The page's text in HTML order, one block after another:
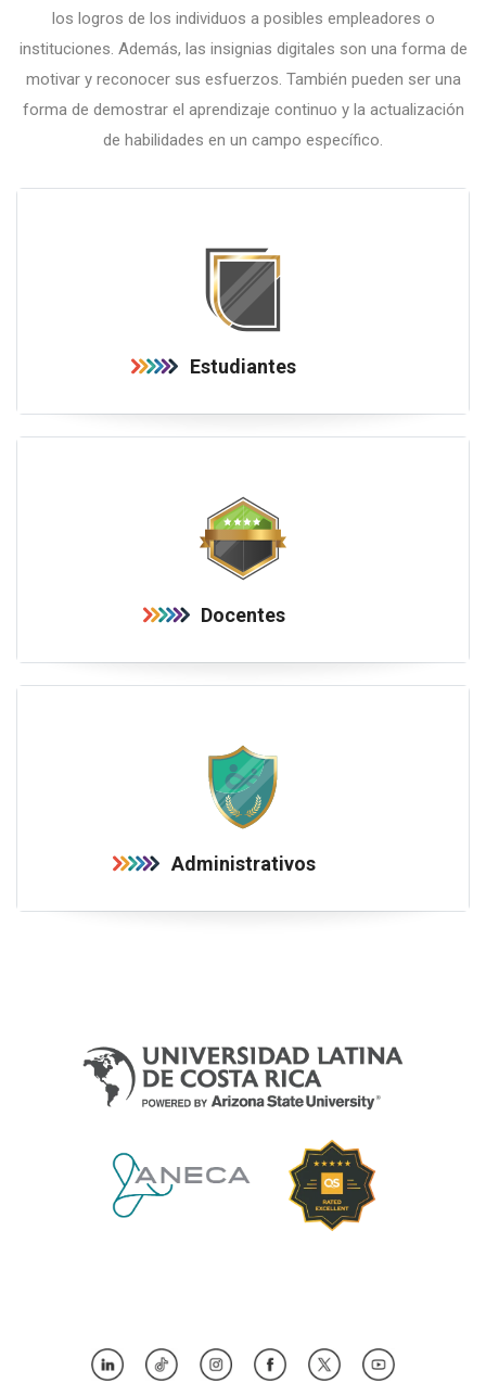
los logros de los individuos a posibles empleadores o
instituciones. Además, las insignias digitales son una forma de
motivar y reconocer sus esfuerzos. También pueden ser una
forma de demostrar el aprendizaje continuo y la actualización
de habilidades en un campo específico.
Estudiantes
Docentes
Administrativos